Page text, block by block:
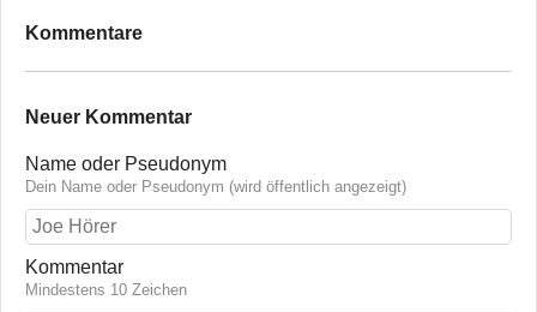
Kommentare
Neuer Kommentar
Name oder Pseudonym
Dein Name oder Pseudonym (wird öffentlich angezeigt)
Kommentar
Mindestens 10 Zeichen